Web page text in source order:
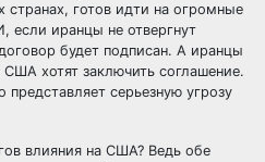
странах, готов идти на огромные
если иранцы не отвергнут
будет подписан. А иранцы
хотят заключить соглашение.
представляет серьезную угрозу
влияния на США? Ведь обе